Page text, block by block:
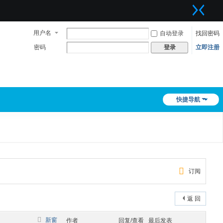
用户名 自动登录
找回密码
密码
登录 立即注册
快捷导航
订阅
返 回
新窗 作者 回复/查看 最后发表